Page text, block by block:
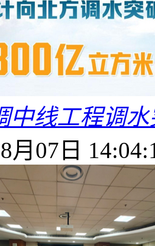
中线工程调
月07日